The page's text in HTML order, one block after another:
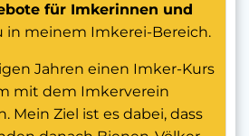
für Imkerinnen und
in meinem Imkerei-Bereich.
Jahren einen Imker-Kurs
mit dem Imkerverein
Mein Ziel ist es dabei, dass